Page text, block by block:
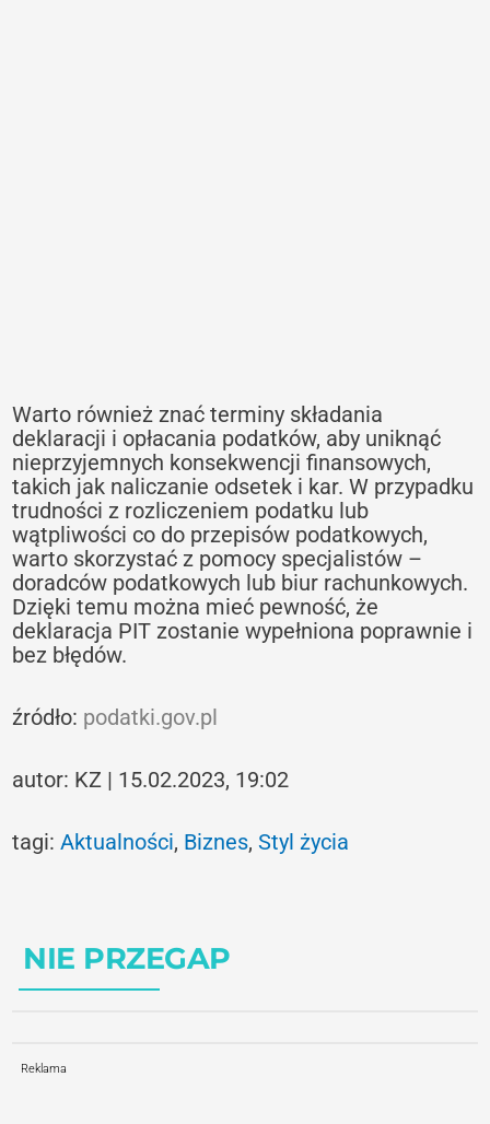
Warto również znać terminy składania
deklaracji i opłacania podatków, aby uniknąć
nieprzyjemnych konsekwencji finansowych,
takich jak naliczanie odsetek i kar. W przypadku
trudności z rozliczeniem podatku lub
wątpliwości co do przepisów podatkowych,
warto skorzystać z pomocy specjalistów –
doradców podatkowych lub biur rachunkowych.
Dzięki temu można mieć pewność, że
deklaracja PIT zostanie wypełniona poprawnie i
bez błędów.
źródło: podatki.gov.pl
autor: KZ | 15.02.2023, 19:02
tagi:Aktualności, Biznes,Styl życia
NIE PRZEGAP
Reklama